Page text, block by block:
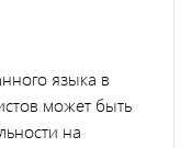
языка в
может быть
на